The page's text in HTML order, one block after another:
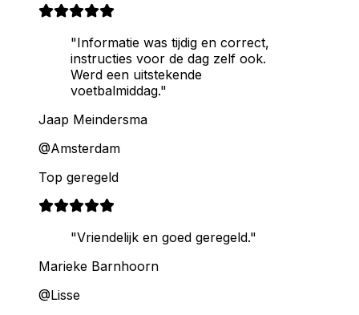
"Informatie was tijdig en correct,
instructies voor de dag zelf ook.
Werd een uitstekende
voetbalmiddag."
Jaap Meindersma
@Amsterdam
Top geregeld
"Vriendelijk en goed geregeld."
Marieke Barnhoorn
@Lisse